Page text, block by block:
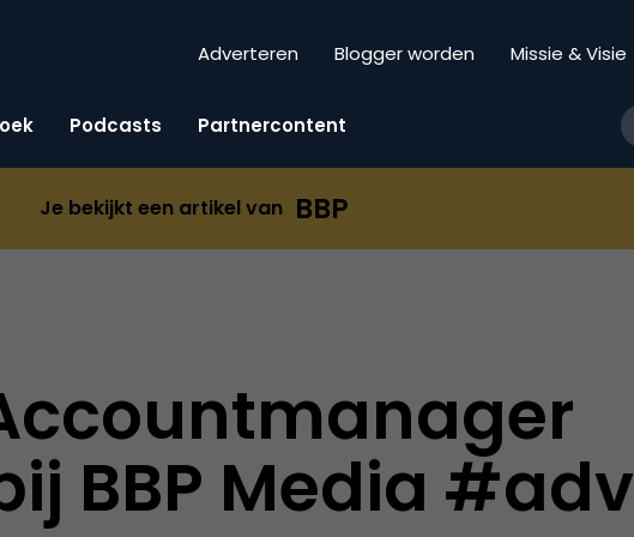
Adverteren Blogger worden Missie & Visie
Podcasts Partnercontent
Je bekijkt een artikel van BBP
BBP Media #adv